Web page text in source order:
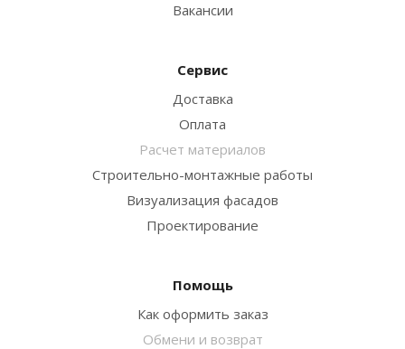
Вакансии
Сервис
Доставка
Оплата
Расчет материалов
Строительно-монтажные работы
Визуализация фасадов
Проектирование
Помощь
Как оформить заказ
Обмени и возврат